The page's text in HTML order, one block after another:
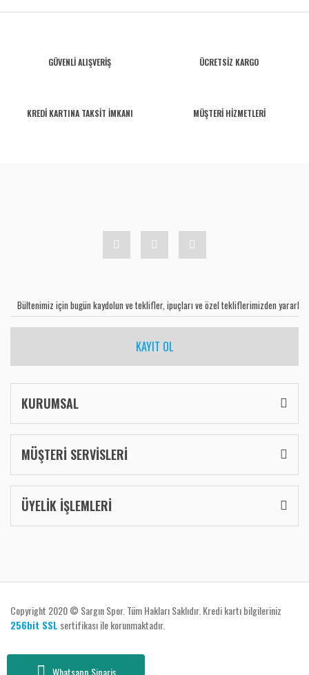
Whatsapp Sipariş
GÜVENLİ ALIŞVERİŞ ÜCRETSİZ KARGO
KREDİ KARTINA TAKSİT İMKANI MÜŞTERİ HİZMETLERİ
KAYIT OL
KURUMSAL
MÜŞTERİ SERVİSLERİ
ÜYELİK İŞLEMLERİ
Copyright 2020 © Sargın Spor. Tüm Hakları Saklıdır. Kredi kartı bilgileriniz
256bit SSL sertifikası ile korunmaktadır.